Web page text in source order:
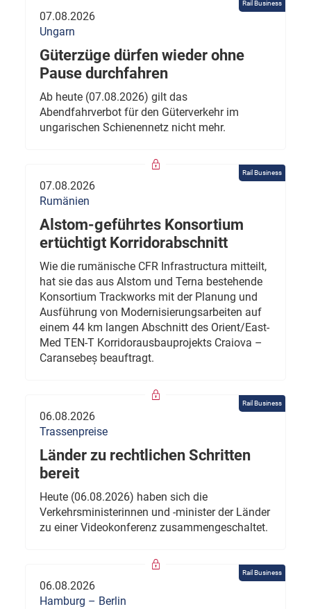
Rail Business
07.08.2026
Ungarn
Güterzüge dürfen wieder ohne
Pause durchfahren
Ab heute (07.08.2026) gilt das
Abendfahrverbot für den Güterverkehr im
ungarischen Schienennetz nicht mehr.
Rail Business
07.08.2026
Rumänien
Alstom-geführtes Konsortium
ertüchtigt Korridorabschnitt
Wie die rumänische CFR Infrastructura mitteilt,
hat sie das aus Alstom und Terna bestehende
Konsortium Trackworks mit der Planung und
Ausführung von Modernisierungsarbeiten auf
einem 44 km langen Abschnitt des Orient/East-
Med TEN-T Korridorausbauprojekts Craiova –
Caransebeș beauftragt.
Rail Business
06.08.2026
Trassenpreise
Länder zu rechtlichen Schritten
bereit
Heute (06.08.2026) haben sich die
Verkehrsministerinnen und -minister der Länder
zu einer Videokonferenz zusammengeschaltet.
Rail Business
06.08.2026
Hamburg – Berlin